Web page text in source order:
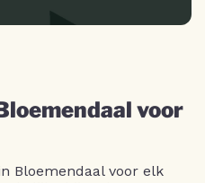
voor
Bloemendaal voor elk